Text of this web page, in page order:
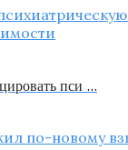
пси …